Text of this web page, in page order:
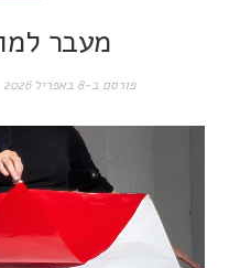
מעבר
פורסם ב-8 באפריל 2026